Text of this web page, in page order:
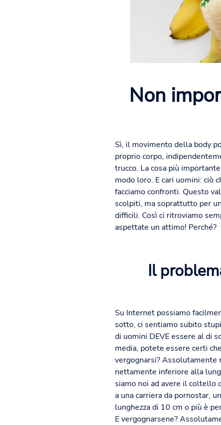
Non
Sì, il movimento della body
proprio corpo,
trucco. La cosa più
modo loro. E cari uomini: ciò
facciamo confronti. Questo
scolpiti, ma soprattutto per
difficili. Così ci ritroviamo
aspettate un attimo! Perché?
Il
Su Internet possiamo
sotto, ci sentiamo subito
di uomini DEVE essere al di
media, potete essere certi
vergognarsi? Assolutamente
nettamente inferiore alla
siamo noi ad avere il coltello
a una carriera da pornostar,
lunghezza di 10 cm o più è
E vergognarsene?